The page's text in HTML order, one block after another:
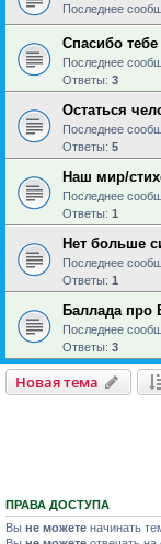
Последнее
Спасибо тебе
Последнее
Ответы: 3
Остаться
Последнее
Ответы: 5
Наш мир/
Последнее
Ответы: 1
Нет больше
Последнее
Ответы: 1
Баллада про
Последнее
Ответы: 3
Новая тема
ПРАВА ДОСТУПА
Вы не можете начинать